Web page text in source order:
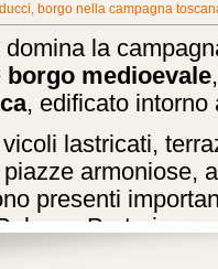
domina la
borgo medioevale
, edificato intorno
vicoli lastricati,
piazze armoniose,
presenti
Pretorio,